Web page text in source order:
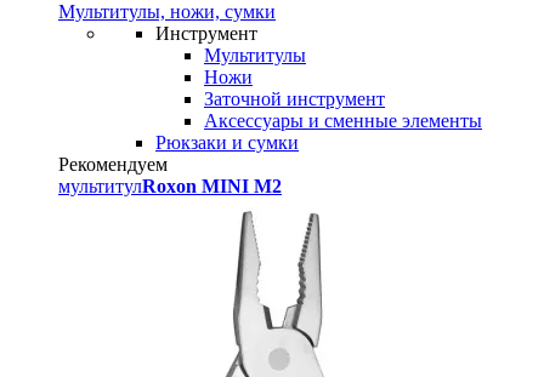
Мультитулы, ножи, сумки
Инструмент
Мультитулы
Ножи
Заточной инструмент
Аксессуары и сменные элементы
Рюкзаки и сумки
Рекомендуем
мультитулRoxon MINI M2